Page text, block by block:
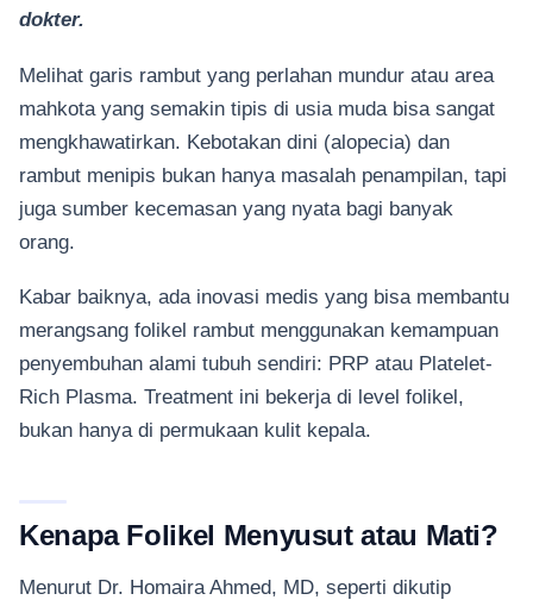
dokter.
Melihat garis rambut yang perlahan mundur atau area
mahkota yang semakin tipis di usia muda bisa sangat
mengkhawatirkan. Kebotakan dini (alopecia) dan
rambut menipis bukan hanya masalah penampilan, tapi
juga sumber kecemasan yang nyata bagi banyak
orang.
Kabar baiknya, ada inovasi medis yang bisa membantu
merangsang folikel rambut menggunakan kemampuan
penyembuhan alami tubuh sendiri: PRP atau Platelet-
Rich Plasma. Treatment ini bekerja di level folikel,
bukan hanya di permukaan kulit kepala.
Kenapa Folikel Menyusut atau Mati?
Menurut Dr. Homaira Ahmed, MD, seperti dikutip